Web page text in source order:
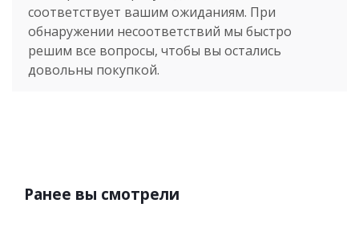
соответствует вашим ожиданиям. При
обнаружении несоответствий мы быстро
решим все вопросы, чтобы вы остались
довольны покупкой.
Ранее вы смотрели